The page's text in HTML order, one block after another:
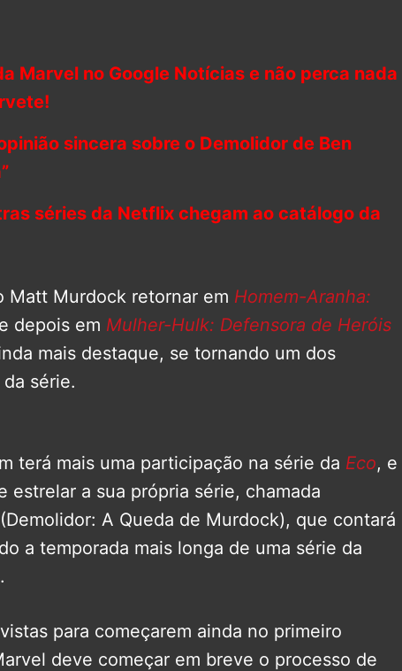
Marvel no Google Notícias e não perca nada
sincera sobre o Demolidor de Ben
séries da Netflix chegam ao catálogo da
Matt Murdock retornar em Homem-Aranha:
depois em Mulher-Hulk: Defensora de Heróis
mais destaque, se tornando um dos
série.
terá mais uma participação na série da Eco, e
estrelar a sua própria série, chamada
(Demolidor: A Queda de Murdock), que contará
a temporada mais longa de uma série da
para começarem ainda no primeiro
deve começar em breve o processo de